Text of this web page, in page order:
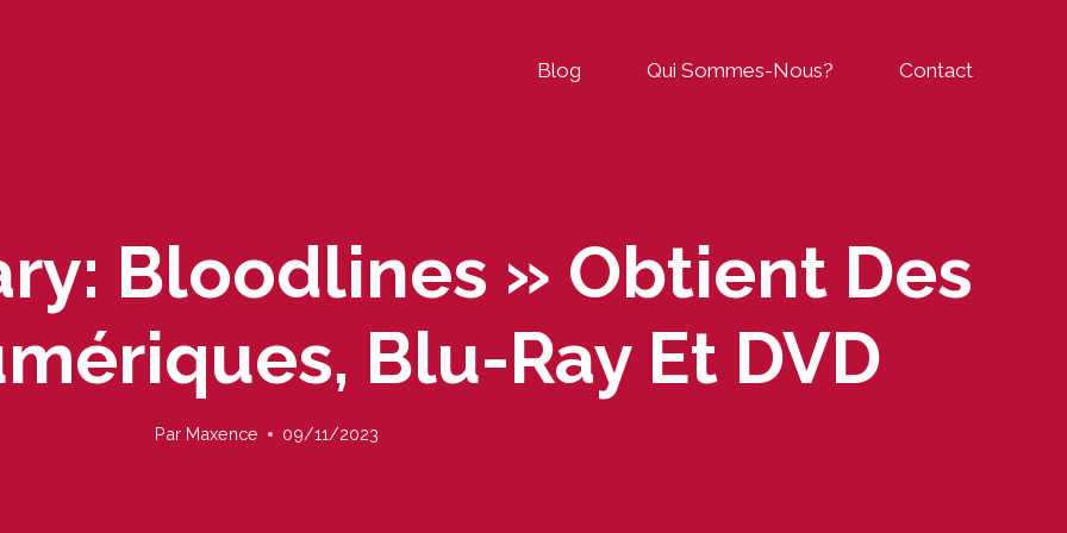
Blog Qui Sommes-Nous? Contact
Bloodlines » Obtient Des
Blu-Ray Et DVD
Par Maxence 09/11/2023